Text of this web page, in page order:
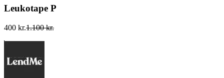
Leukotape P
400 kr.1.100 kr.